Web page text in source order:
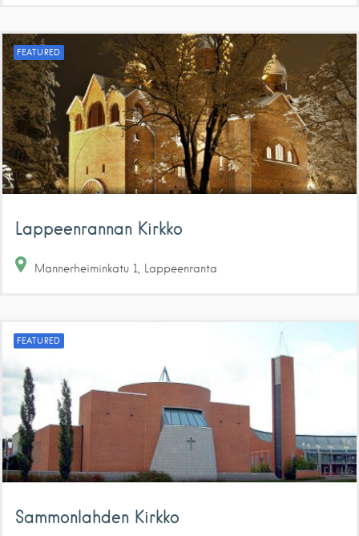
FEATURED
Lappeenrannan Kirkko
Mannerheiminkatu 1 Lappeenranta
FEATURED
Sammonlahden Kirkko